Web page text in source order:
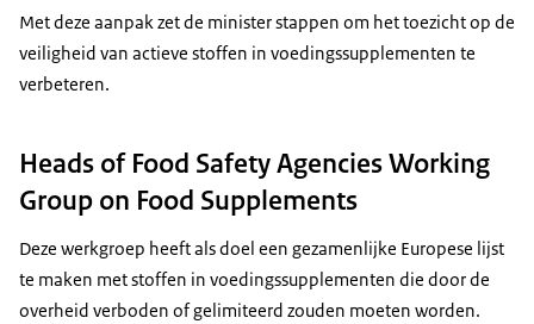
Met deze aanpak zet de minister stappen om het toezicht op de
veiligheid van actieve stoffen in voedingssupplementen te
verbeteren.
Heads of Food Safety Agencies Working
Group on Food Supplements
Deze werkgroep heeft als doel een gezamenlijke Europese lijst
te maken met stoffen in voedingssupplementen die door de
overheid verboden of gelimiteerd zouden moeten worden.